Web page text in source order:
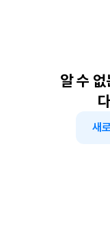
알 수
새